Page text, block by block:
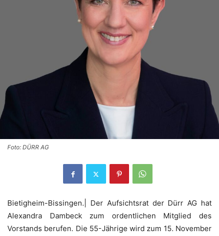
Foto: DÜRR AG
Bietigheim-Bissingen.| Der Aufsichtsrat der Dürr AG hat
Alexandra Dambeck zum ordentlichen Mitglied des
Vorstands berufen. Die 55-Jährige wird zum 15. November